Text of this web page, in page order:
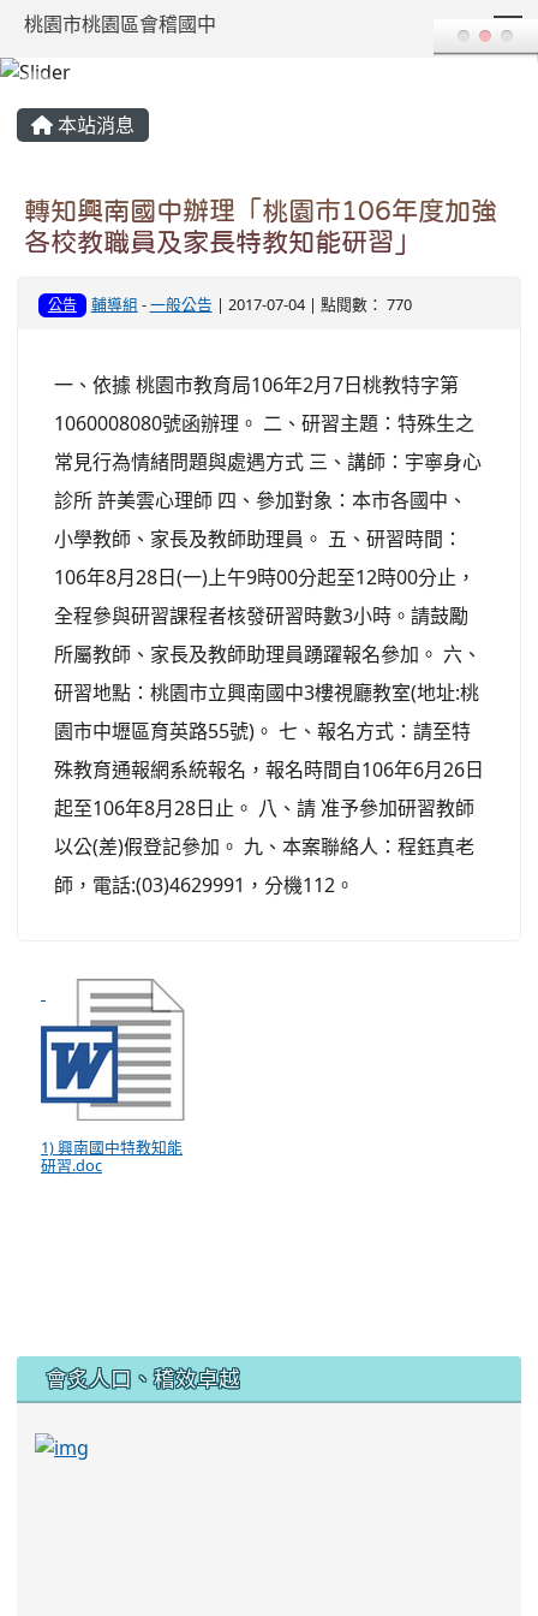
桃園市桃園區會稽國中
本站消息
轉知興南國中辦理「桃園市106年度加強
各校教職員及家長特教知能研習」
公告 輔導組 -一般公告 | 2017-07-04 | 點閱數： 770
一、依據 桃園市教育局106年2月7日桃教特字第
1060008080號函辦理。 二、研習主題：特殊生之
常見行為情緒問題與處遇方式 三、講師：宇寧身心
診所 許美雲心理師 四、參加對象：本市各國中、
小學教師、家長及教師助理員。 五、研習時間：
106年8月28日(一)上午9時00分起至12時00分止，
全程參與研習課程者核發研習時數3小時。請鼓勵
所屬教師、家長及教師助理員踴躍報名參加。 六、
研習地點：桃園市立興南國中3樓視廳教室(地址:桃
園市中壢區育英路55號)。 七、報名方式：請至特
殊教育通報網系統報名，報名時間自106年6月26日
起至106年8月28日止。 八、請 准予參加研習教師
以公(差)假登記參加。 九、本案聯絡人：程鈺真老
師，電話:(03)4629991，分機112。
1) 興南國中特教知能
研習.doc
會炙人口、稽效卓越